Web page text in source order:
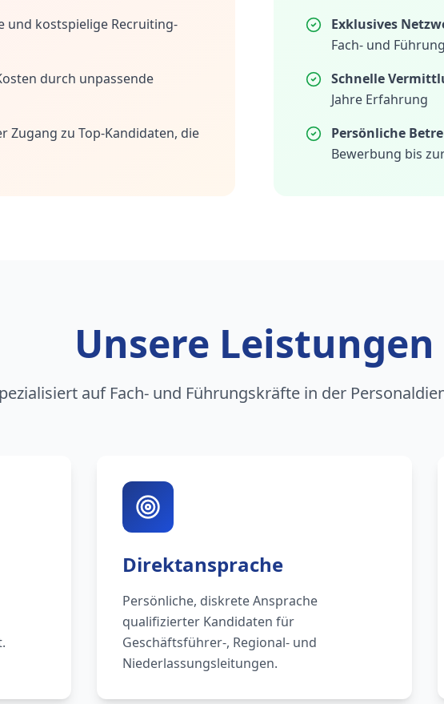
und kostspielige Recruiting-
durch unpassende
Zugang zu Top-Kandidaten, die
Exklusives
Fach- und
Schnelle
Jahre Erfahrung
Persönliche
Bewerbung bis
Unsere Leistungen
auf Fach- und Führungskräfte in der
Direktansprache
Persönliche, diskrete Ansprache
qualifizierter Kandidaten für
Geschäftsführer-, Regional- und
Niederlassungsleitungen.